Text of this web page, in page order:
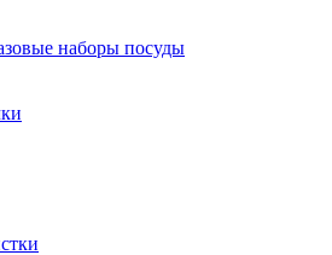
наборы посуды